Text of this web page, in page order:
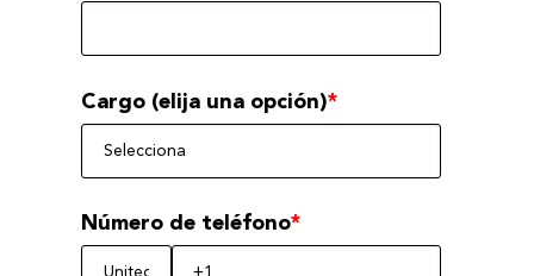
Cargo (elija una opción)*
Número de teléfono*